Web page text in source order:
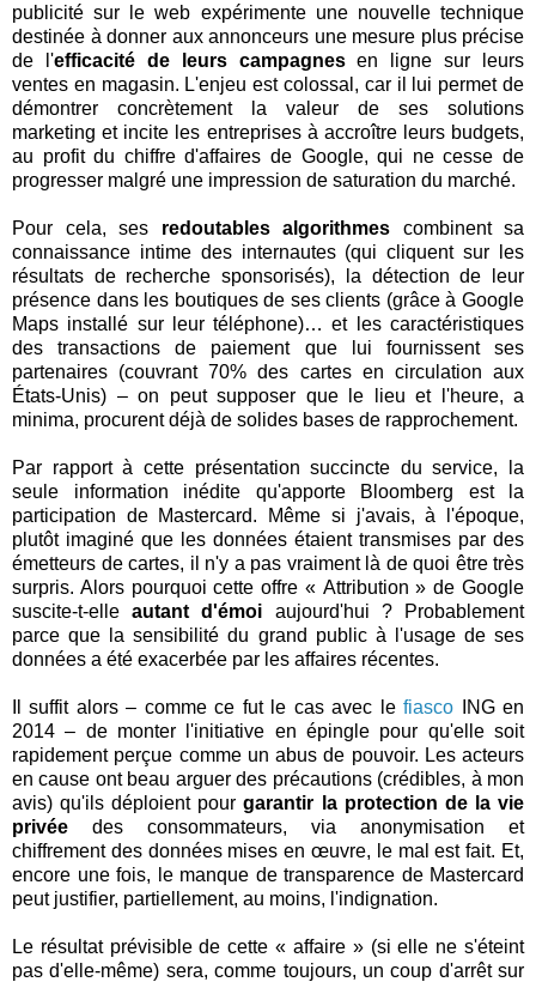
publicité sur le web expérimente une nouvelle technique
destinée à donner aux annonceurs une mesure plus précise
de l'efficacité de leurs campagnesen ligne sur leurs
ventes en magasin. L'enjeu est colossal, car il lui permet de
démontrer concrètement la valeur de ses solutions
marketing et incite les entreprises à accroître leurs budgets,
au profit du chiffre d'affaires de Google, qui ne cesse de
progresser malgré une impression de saturation du marché.
Pour cela, ses redoutables algorithmes combinent sa
connaissance intime des internautes (qui cliquent sur les
résultats de recherche sponsorisés), la détection de leur
présence dans les boutiques de ses clients (grâce à Google
Maps installé sur leur téléphone)… et les caractéristiques
des transactions de paiement que lui fournissent ses
partenaires (couvrant 70% des cartes en circulation aux
États-Unis) – on peut supposer que le lieu et l'heure, a
minima, procurent déjà de solides bases de rapprochement.
Par rapport à cette présentation succincte du service, la
seule information inédite qu'apporte Bloomberg est la
participation de Mastercard. Même si j'avais, à l'époque,
plutôt imaginé que les données étaient transmises par des
émetteurs de cartes, il n'y a pas vraiment là de quoi être très
surpris. Alors pourquoi cette offre « Attribution » de Google
suscite-t-elleautant d'émoi aujourd'hui ? Probablement
parce que la sensibilité du grand public à l'usage de ses
données a été exacerbée par les affaires récentes.
Il suffit alors – comme ce fut le cas avec lefiasco ING en
2014 – de monter l'initiative en épingle pour qu'elle soit
rapidement perçue comme un abus de pouvoir. Les acteurs
en cause ont beau arguer des précautions (crédibles, à mon
avis) qu'ils déploient pourgarantir la protection de la vie
privée des consommateurs, via anonymisation et
chiffrement des données mises en œuvre, le mal est fait. Et,
encore une fois, le manque de transparence de Mastercard
peut justifier, partiellement, au moins, l'indignation.
Le résultat prévisible de cette « affaire » (si elle ne s'éteint
pas d'elle-même) sera, comme toujours, un coup d'arrêt sur